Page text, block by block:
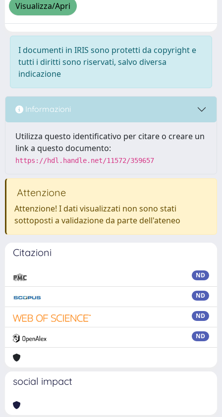
Visualizza/Apri
I documenti in IRIS sono protetti da copyright e
tutti i diritti sono riservati, salvo diversa
indicazione
Informazioni
Utilizza questo identificativo per citare o creare un
link a questo documento:
https://hdl.handle.net/11572/359657
Attenzione
Attenzione! I dati visualizzati non sono stati
sottoposti a validazione da parte dell'ateneo
Citazioni
ND
ND
ND
ND
social impact